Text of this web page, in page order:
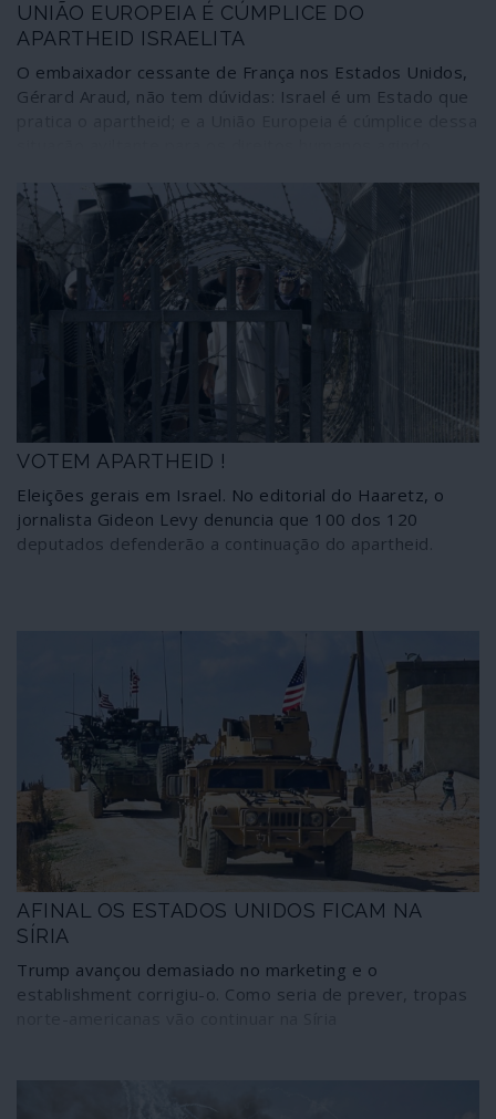
UNIÃO EUROPEIA É CÚMPLICE DO
APARTHEID ISRAELITA
O embaixador cessante de França nos Estados Unidos,
Gérard Araud, não tem dúvidas: Israel é um Estado que
terrorista de Israel. Outros diplomatas de Estados
membros da União pensam da mesma maneira, mas
nada disso se reflecte na acção de Bruxelas e dos
governos dos 28. A colonização da Cisjordânia está
prestes a transformar-se em anexação e a União
Europeia, proclamando-se "farol da democracia", não
mexe um dedo para impedir que tal aconteça.
VOTEM APARTHEID !
Eleições gerais em Israel. No editorial do Haaretz, o
jornalista Gideon Levy denuncia que 100 dos 120
deputados defenderão a continuação do apartheid.
AFINAL OS ESTADOS UNIDOS FICAM NA
SÍRIA
Trump avançou demasiado no marketing e o
establishment corrigiu-o. Como seria de prever, tropas